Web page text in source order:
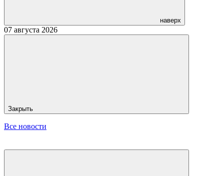
наверх
07 августа 2026
Закрыть
Все новости